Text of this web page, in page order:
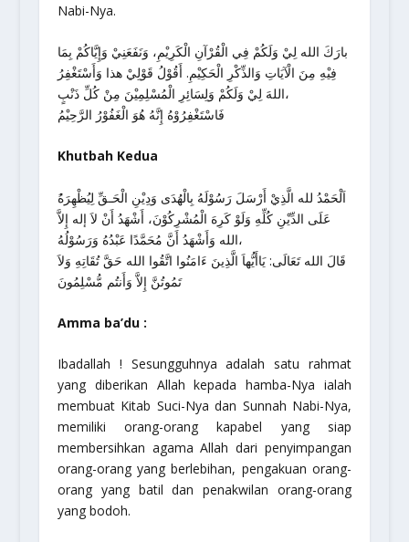
Nabi-Nya.
بارَكَ الله لِيْ وَلَكُمْ فِي الْقُرْآنِ الْكَرِيْمِ، وَنَفَعَنِيْ وَإِيَّاكُمْ بِمَا
فِيْهِ مِنَ الْآيَاتِ وَالذِّكْرِ الْحَكِيْمِ. أَقُوْلُ قَوْلِيْ هذا وَأَسْتَغْفِرُ
اللهَ لِيْ وَلَكُمْ وَلِسَائِرِ الْمُسْلِمِيْنَ مِنْ كُلِّ ذَنْبٍ،
فَاسْتَغْفِرُوْهُ إِنَّهُ هُوَ الْغَفُوْرُ الرَّحِيْمُ
Khutbah Kedua
عَلَى الدِّيْنِ كُلِّهِ وَلَوْ كَرِهَ الْمُشْرِكُوْنَ، أَشْهَدُ أَنْ لاَ إله إِلاَّ
الله وَأَشْهَدُ أَنَّ مُحَمَّدًا عَبْدُهُ وَرَسُوْلُهُ،
قَالَ الله تَعَالَى: يَاأَيُّهاَ الَّذِينَ ءَامَنُوا اتَّقُوا الله حَقَّ تُقَاتِهِ وَلاَ
تَمُوتُنَّ إِلاَّ وَأَنتُم مُّسْلِمُونَ
Amma ba’du :
Ibadallah ! Sesungguhnya adalah satu rahmat
yang diberikan Allah kepada hamba-Nya ialah
membuat Kitab Suci-Nya dan Sunnah Nabi-Nya,
memiliki orang-orang kapabel yang siap
membersihkan agama Allah dari penyimpangan
orang-orang yang berlebihan, pengakuan orang-
orang yang batil dan penakwilan orang-orang
yang bodoh.